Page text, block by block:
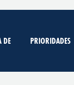
DE PRIORIDADES